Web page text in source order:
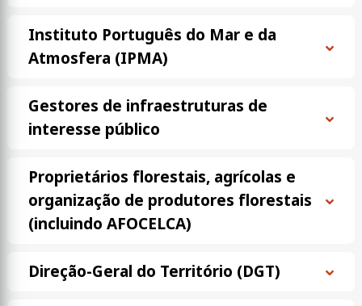
Instituto Português do Mar e da
Atmosfera (IPMA)
Gestores de infraestruturas de
interesse público
Proprietários florestais, agrícolas e
organização de produtores florestais
(incluindo AFOCELCA)
Direção-Geral do Território (DGT)